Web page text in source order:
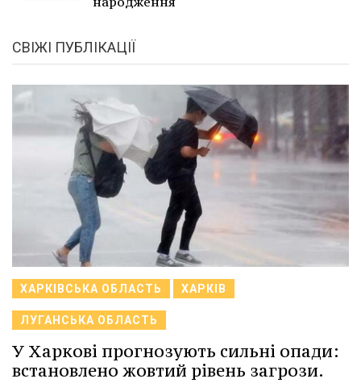
СВІЖІ ПУБЛІКАЦІЇ
ХАРКІВСЬКА ОБЛАСТЬ ХАРКІВ
ЛУГАНСЬКА ОБЛАСТЬ
У Харкові прогнозують сильні опади:
встановлено жовтий рівень загрози.